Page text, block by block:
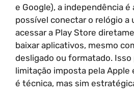
e Google), a independência é
possível conectar o relógio a
acessar a Play Store
baixar aplicativos, mesmo
desligado ou formatado. Isso
limitação imposta pela Apple
é técnica, mas sim